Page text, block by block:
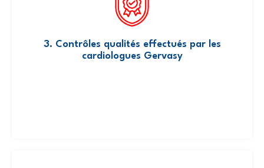
3. Contrôles qualités effectués par les
cardiologues Gervasy
qui vérifient les résultats du service en fonction
des caractéristiques du patient.